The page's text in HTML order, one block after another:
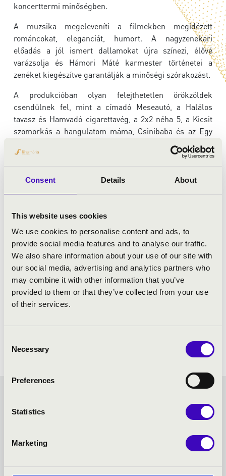
Consent Details About
This website uses cookies
We use cookies to personalise content and ads, to
provide social media features and to analyse our traffic.
We also share information about your use of our site with
our social media, advertising and analytics partners who
may combine it with other information that you’ve
provided to them or that they’ve collected from your use
of their services.
Selection
Necessary
Preferences
Statistics
Marketing
koncerttermi minőségben.
A muzsika megeleveníti a filmekben megidézett
románcokat, eleganciát, humort. A nagyzenekari
előadás a jól ismert dallamokat újra színezi, élővé
varázsolja és Hámori Máté karmester történetei a
zenéket kiegészítve garantálják a minőségi szórakozást.
A produkcióban olyan felejthetetlen örökzöldek
csendülnek fel, mint a címadó Meseautó, a Halálos
tavasz és Hamvadó cigarettavég, a 2x2 néha 5, a Kicsit
szomorkás a hangulatom máma, Csinibaba és az Egy
ELŐADÓK:
vezényel:Hámori Máté
FILHARMÓNIA BÉRLET -
TOVÁBBI KONCERTEK